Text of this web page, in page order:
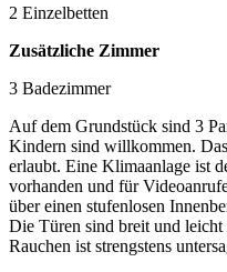
2 Einzelbetten
Zusätzliche Zimmer
3 Badezimmer
Auf dem Grundstück sind 3
Kindern sind willkommen.
erlaubt. Eine Klimaanlage ist
vorhanden und für
über einen stufenlosen
Die Türen sind breit und
Rauchen ist strengstens